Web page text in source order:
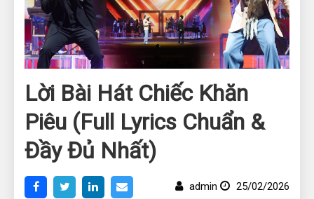
Lời Bài Hát Chiếc Khăn
Piêu (Full Lyrics Chuẩn &
Đầy Đủ Nhất)
admin
25/02/2026